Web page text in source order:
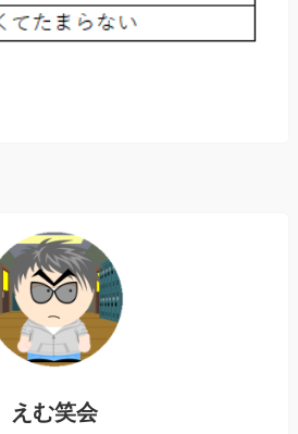
えむ笑会